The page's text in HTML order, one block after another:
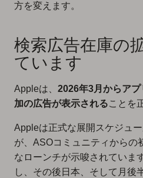
方を変えます。
検索広告在庫の
ています
Appleは、 2026年3月からア
加の広告が表示されることを
Appleは正式な展開スケジュ
が、ASOコミュニティからの
なローンチが示唆されていま
し、その後日本、そして月後